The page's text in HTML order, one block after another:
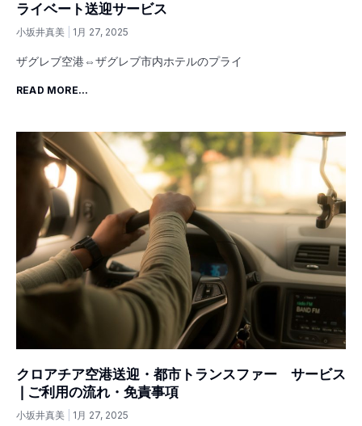
ライベート送迎サービス
小坂井真美 1月 27, 2025
ザグレブ空港⇔ザグレブ市内ホテルのプライ
READ MORE...
クロアチア空港送迎・都市トランスファー サービス
❘ご利用の流れ・免責事項
小坂井真美 1月 27, 2025